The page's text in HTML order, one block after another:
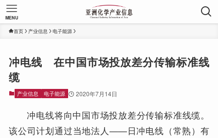
MENU
首页 产业信息 电子能源
冲电线 在中国市场投放差分传输标准线
缆
产业信息 电子能源 2020年7月14日
冲电线将向中国市场投放差分传输标准线缆。
该公司计划通过当地法人——日冲电线（常熟）有